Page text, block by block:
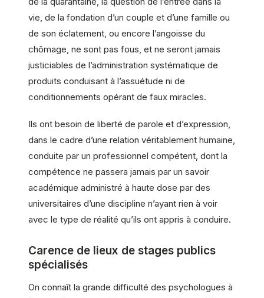
vie, de la fondation d’un couple et d’une famille ou
de son éclatement, ou encore l’angoisse du
chômage, ne sont pas fous, et ne seront jamais
justiciables de l’administration systématique de
produits conduisant à l’assuétude ni de
conditionnements opérant de faux miracles.
Ils ont besoin de liberté de parole et d’expression,
dans le cadre d’une relation véritablement humaine,
conduite par un professionnel compétent, dont la
compétence ne passera jamais par un savoir
académique administré à haute dose par des
universitaires d’une discipline n’ayant rien à voir
avec le type de réalité qu’ils ont appris à conduire.
Carence de lieux de stages publics
spécialisés
On connaît la grande difficulté des psychologues à